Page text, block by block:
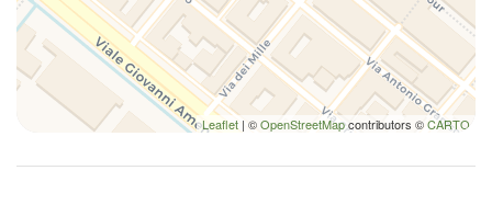
Leaflet | ©OpenStreetMapcontributors ©CARTO